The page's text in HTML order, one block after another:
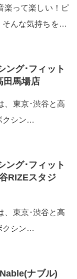
楽って楽しい！ピ
そんな気持ちを…
グ･フィット
馬場店
、東京･渋谷と高
クシン…
グ･フィット
RIZEスタジ
、東京･渋谷と高
クシン…
ナブル)